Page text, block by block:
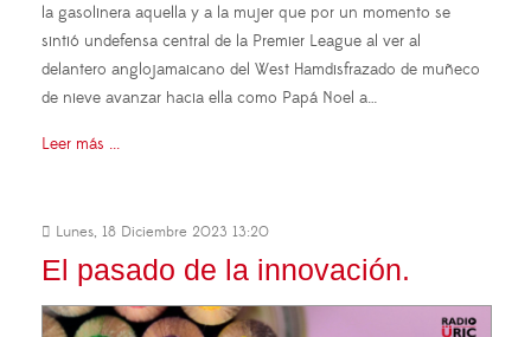
la gasolinera aquella y a la mujer que por un momento se
sintió undefensa central de la Premier League al ver al
delantero anglojamaicano del West Hamdisfrazado de muñeco
de nieve avanzar hacia ella como Papá Noel a…
Leer más ...
Lunes, 18 Diciembre 2023 13:20
El pasado de la innovación.